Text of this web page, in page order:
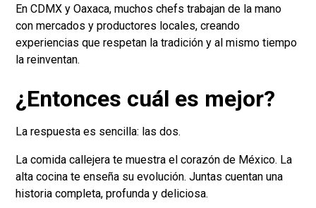
En CDMX y Oaxaca, muchos chefs trabajan de la mano
con mercados y productores locales, creando
experiencias que respetan la tradición y al mismo tiempo
la reinventan.
¿Entonces cuál es mejor?
La respuesta es sencilla: las dos.
La comida callejera te muestra el corazón de México. La
alta cocina te enseña su evolución. Juntas cuentan una
historia completa, profunda y deliciosa.